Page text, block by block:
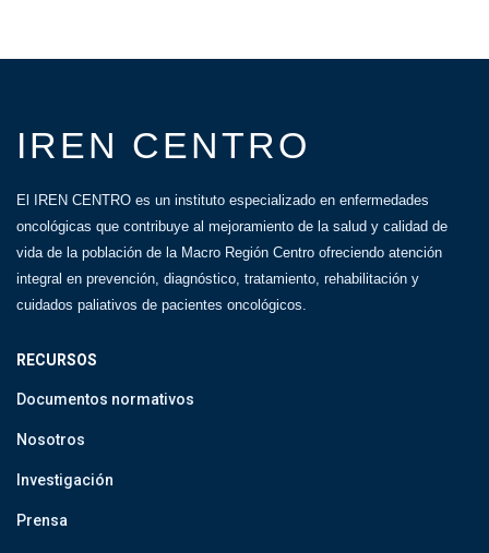
IREN CENTRO
El IREN CENTRO es un instituto especializado en enfermedades
oncológicas que contribuye al mejoramiento de la salud y calidad de
vida de la población de la Macro Región Centro ofreciendo atención
integral en prevención, diagnóstico, tratamiento, rehabilitación y
cuidados paliativos de pacientes oncológicos.
RECURSOS
Documentos normativos
Nosotros
Investigación
Prensa